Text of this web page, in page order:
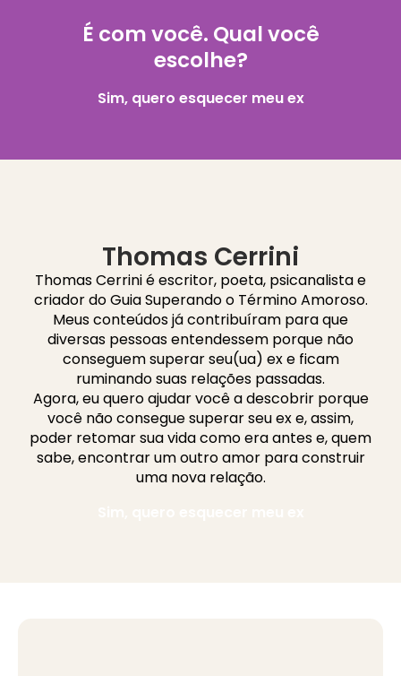
É com você. Qual você
escolhe?
Sim, quero esquecer meu ex
Thomas Cerrini
Thomas Cerrini é escritor, poeta, psicanalista e
criador do Guia Superando o Término Amoroso.
Meus conteúdos já contribuíram para que
diversas pessoas entendessem porque não
conseguem superar seu(ua) ex e ficam
ruminando suas relações passadas.
Agora, eu quero ajudar você a descobrir porque
você não consegue superar seu ex e, assim,
poder retomar sua vida como era antes e, quem
sabe, encontrar um outro amor para construir
uma nova relação.